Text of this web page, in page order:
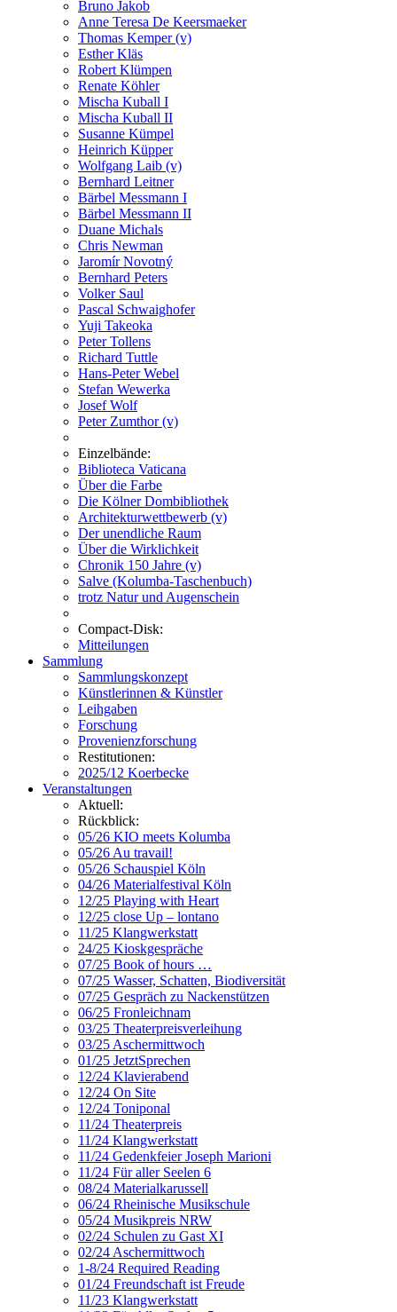
Bruno Jakob
Anne Teresa De Keersmaeker
Thomas Kemper (v)
Esther Kläs
Robert Klümpen
Renate Köhler
Mischa Kuball I
Mischa Kuball II
Susanne Kümpel
Heinrich Küpper
Wolfgang Laib (v)
Bernhard Leitner
Bärbel Messmann I
Bärbel Messmann II
Duane Michals
Chris Newman
Jaromír Novotný
Bernhard Peters
Volker Saul
Pascal Schwaighofer
Yuji Takeoka
Peter Tollens
Richard Tuttle
Hans-Peter Webel
Stefan Wewerka
Josef Wolf
Peter Zumthor (v)
Einzelbände:
Biblioteca Vaticana
Über die Farbe
Die Kölner Dombibliothek
Architekturwettbewerb (v)
Der unendliche Raum
Über die Wirklichkeit
Chronik 150 Jahre (v)
Salve (Kolumba-Taschenbuch)
trotz Natur und Augenschein
Compact-Disk:
Mitteilungen
Sammlung
Sammlungskonzept
Künstlerinnen & Künstler
Leihgaben
Forschung
Provenienzforschung
Restitutionen:
2025/12 Koerbecke
Veranstaltungen
Aktuell:
Rückblick:
05/26 KIO meets Kolumba
05/26 Au travail!
05/26 Schauspiel Köln
04/26 Materialfestival Köln
12/25 Playing with Heart
12/25 close Up – lontano
11/25 Klangwerkstatt
24/25 Kioskgespräche
07/25 Book of hours …
07/25 Wasser, Schatten, Biodiversität
07/25 Gespräch zu Nackenstützen
06/25 Fronleichnam
03/25 Theaterpreisverleihung
03/25 Aschermittwoch
01/25 JetztSprechen
12/24 Klavierabend
12/24 On Site
12/24 Toniponal
11/24 Theaterpreis
11/24 Klangwerkstatt
11/24 Gedenkfeier Joseph Marioni
11/24 Für aller Seelen 6
08/24 Materialkarussell
06/24 Rheinische Musikschule
05/24 Musikpreis NRW
02/24 Schulen zu Gast XI
02/24 Aschermittwoch
1-8/24 Required Reading
01/24 Freundschaft ist Freude
11/23 Klangwerkstatt